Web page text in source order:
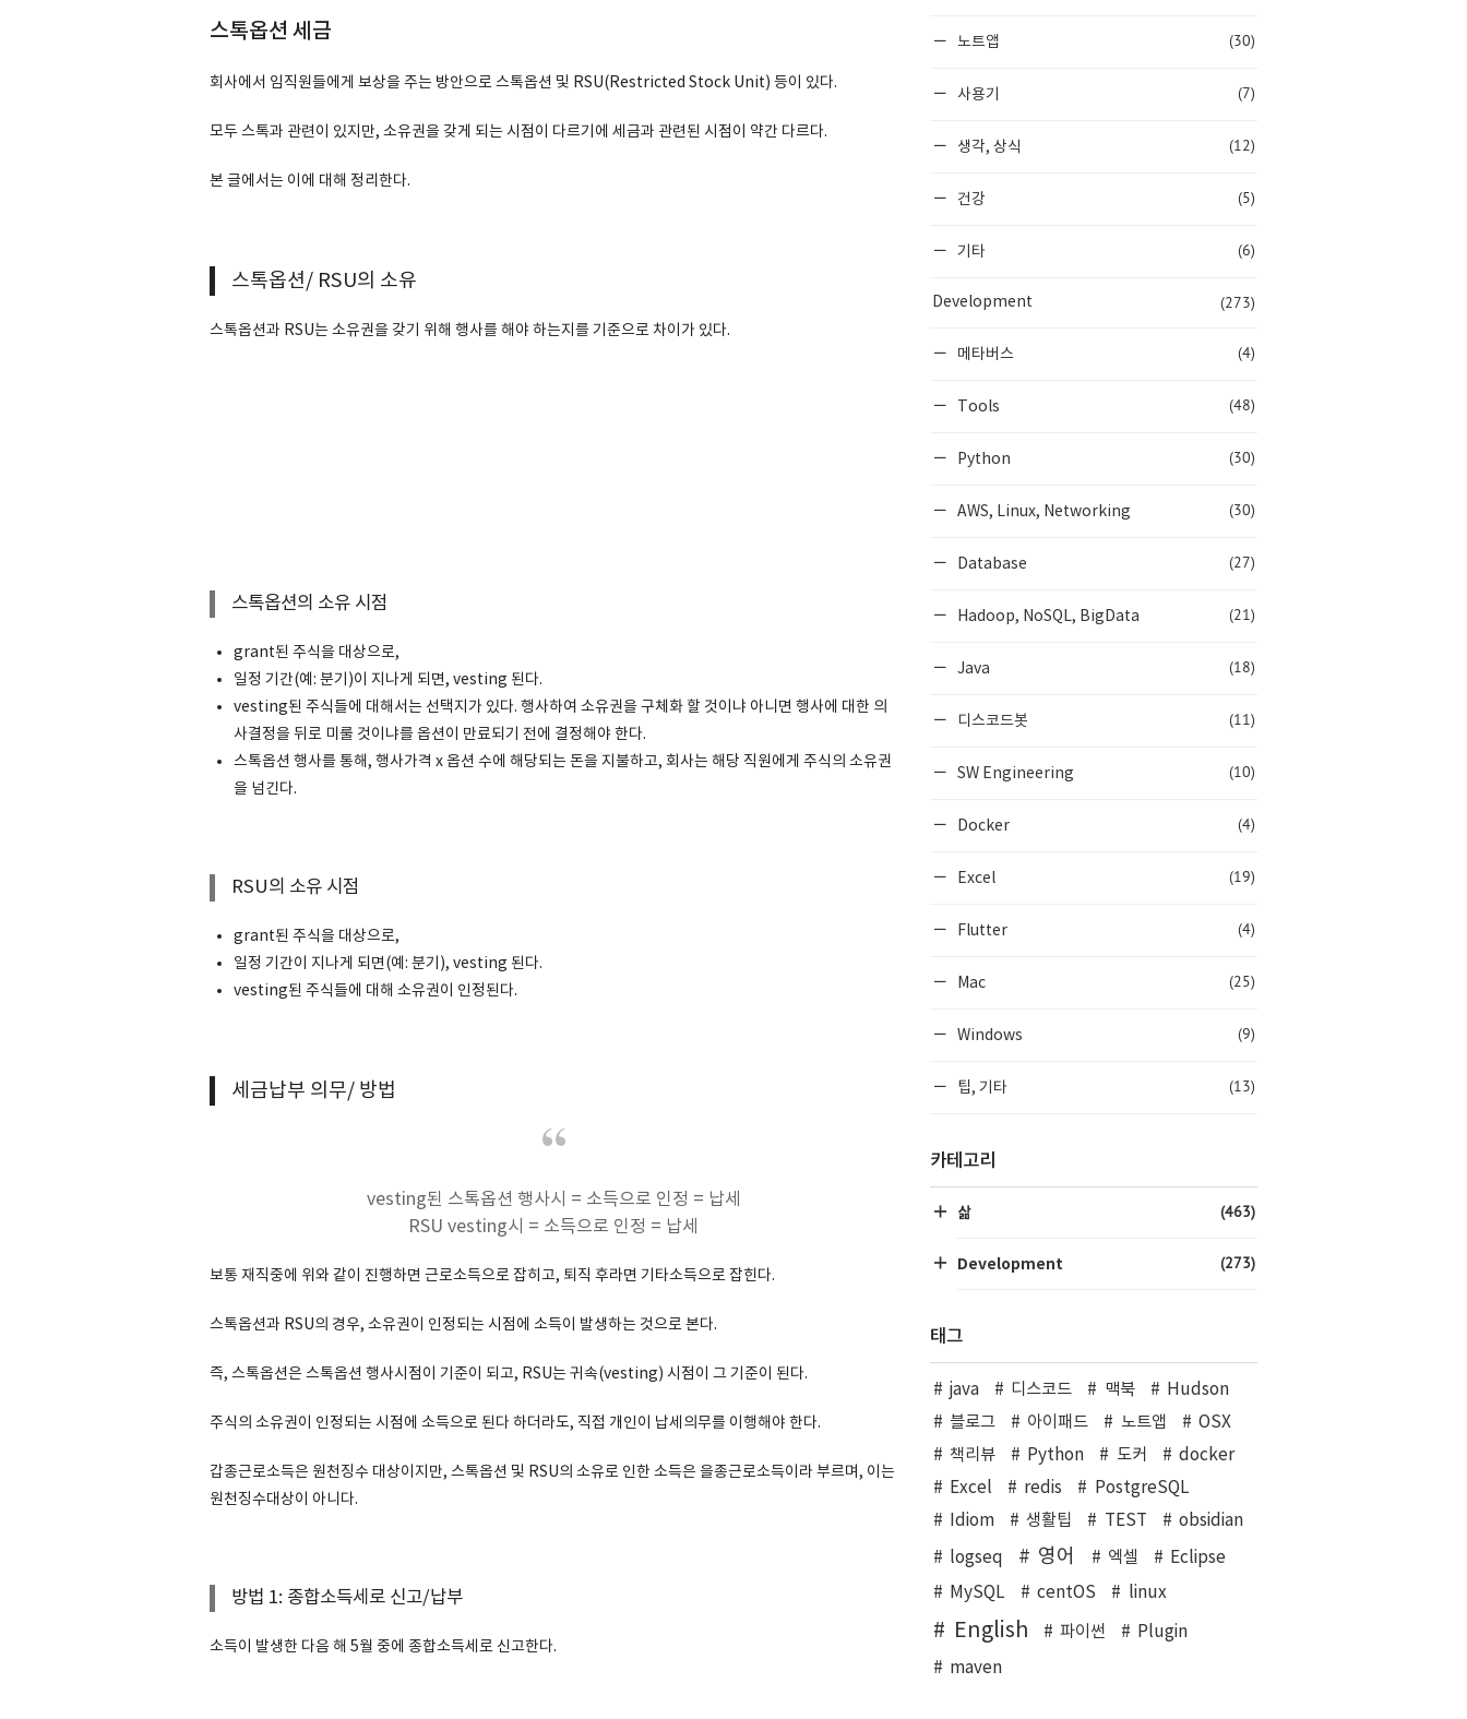
스톡옵션 세금
회사에서 임직원들에게 보상을 주는 방안으로 스톡옵션 및 RSU(Restricted Stock Unit) 등이 있다.
모두 스톡과 관련이 있지만, 소유권을 갖게 되는 시점이 다르기에 세금과 관련된 시점이 약간 다르다.
본 글에서는 이에 대해 정리한다.
스톡옵션/ RSU의 소유
스톡옵션과 RSU는 소유권을 갖기 위해 행사를 해야 하는지를 기준으로 차이가 있다.
스톡옵션의 소유 시점
grant된 주식을 대상으로,
일정 기간(예: 분기)이 지나게 되면, vesting 된다.
vesting된 주식들에 대해서는 선택지가 있다. 행사하여 소유권을 구체화 할 것이냐 아니면 행사에 대한 의
사결정을 뒤로 미룰 것이냐를 옵션이 만료되기 전에 결정해야 한다.
스톡옵션 행사를 통해, 행사가격 x 옵션 수에 해당되는 돈을 지불하고, 회사는 해당 직원에게 주식의 소유권
을 넘긴다.
RSU의 소유 시점
grant된 주식을 대상으로,
일정 기간이 지나게 되면(예: 분기), vesting 된다.
vesting된 주식들에 대해 소유권이 인정된다.
세금납부 의무/ 방법
vesting된 스톡옵션 행사시 = 소득으로 인정 = 납세
RSU vesting시 = 소득으로 인정 = 납세
보통 재직중에 위와 같이 진행하면 근로소득으로 잡히고, 퇴직 후라면 기타소득으로 잡힌다.
스톡옵션과 RSU의 경우, 소유권이 인정되는 시점에 소득이 발생하는 것으로 본다.
즉, 스톡옵션은 스톡옵션 행사시점이 기준이 되고, RSU는 귀속(vesting) 시점이 그 기준이 된다.
주식의 소유권이 인정되는 시점에 소득으로 된다 하더라도, 직접 개인이 납세의무를 이행해야 한다.
갑종근로소득은 원천징수 대상이지만, 스톡옵션 및 RSU의 소유로 인한 소득은 을종근로소득이라 부르며, 이는
원천징수대상이 아니다.
방법 1: 종합소득세로 신고/납부
소득이 발생한 다음 해 5월 중에 종합소득세로 신고한다.
노트앱 (30)
사용기 (7)
생각, 상식 (12)
건강 (5)
기타 (6)
Development (273)
메타버스 (4)
Tools (48)
Python (30)
AWS, Linux, Networking (30)
Database (27)
Hadoop, NoSQL, BigData (21)
Java (18)
디스코드봇 (11)
SW Engineering (10)
Docker (4)
Excel (19)
Flutter (4)
Mac (25)
Windows (9)
팁, 기타 (13)
카테고리
삶 (463)
Development (273)
태그
java 디스코드 맥북
Hudson
블로그
아이패드 노트앱
OSX
책리뷰
Python 도커
docker
Excel
redis
PostgreSQL
Idiom
생활팁 TEST
obsidian
logseq
영어 엑셀
Eclipse
MySQL
centOS linux
English 파이썬
Plugin
maven